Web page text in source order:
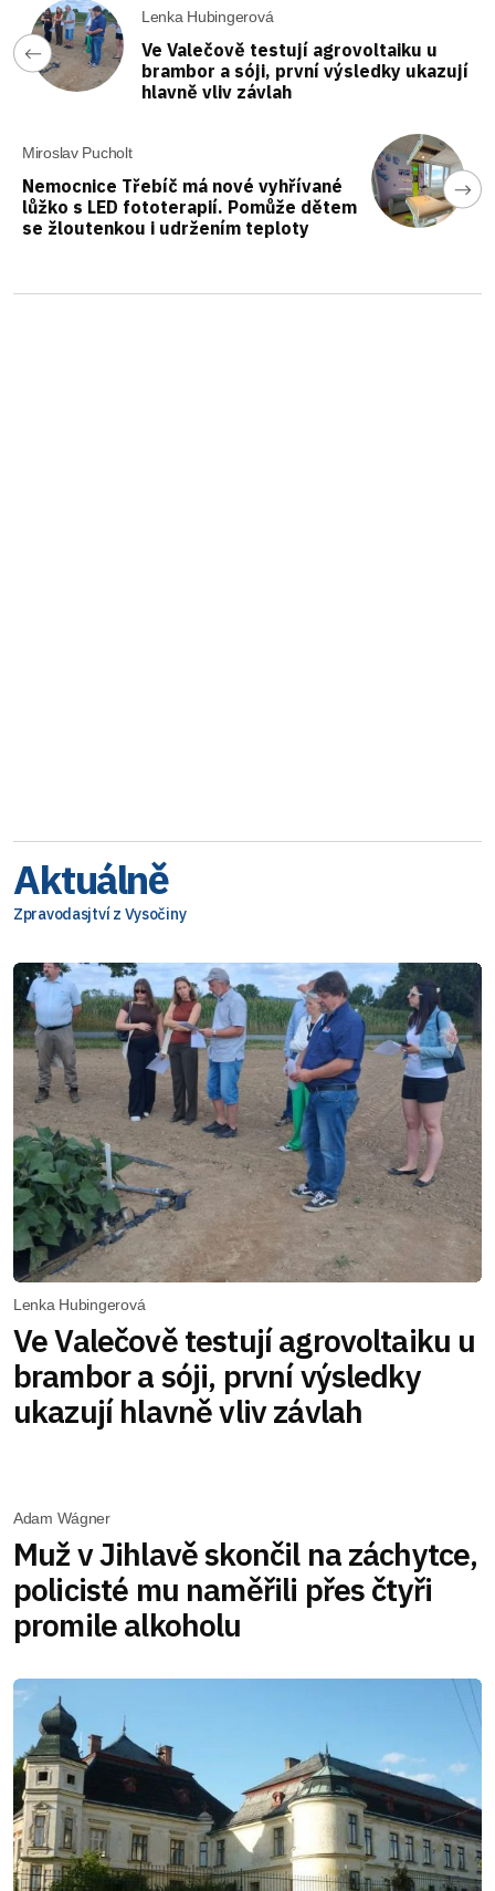
Lenka Hubingerová
Ve Valečově testují agrovoltaiku u
brambor a sóji, první výsledky ukazují
hlavně vliv závlah
Miroslav Pucholt
Nemocnice Třebíč má nové vyhřívané
lůžko s LED fototerapií. Pomůže dětem
se žloutenkou i udržením teploty
Aktuálně
Zpravodasjtví z Vysočiny
Lenka Hubingerová
Ve Valečově testují agrovoltaiku u
brambor a sóji, první výsledky
ukazují hlavně vliv závlah
Adam Wágner
Muž v Jihlavě skončil na záchytce,
policisté mu naměřili přes čtyři
promile alkoholu